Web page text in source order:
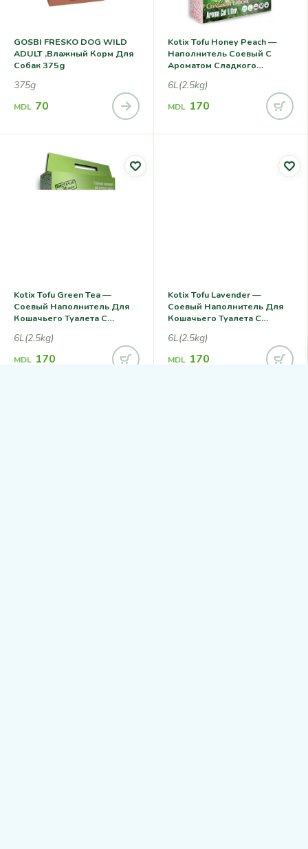
GOSBI FRESKO DOG WILD
ADULT ,влажный Корм Для
Собак 375g
375g
MDL 70
Kotix Tofu Honey Peach —
Наполнитель Соевый С
Ароматом Сладкого
Туалета
6L(2.5kg)
MDL 170
Kotix Tofu Green Tea —
Соевый Наполнитель Для
Кошачьего Туалета С
6L(2.5kg)
MDL 170
Kotix Tofu Lavender —
Соевый Наполнитель Для
Кошачьего Туалета С
6L(2.5kg)
MDL 170